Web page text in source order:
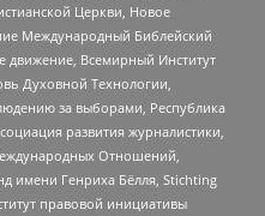
Церкви, Новое
Международный Библейский
движение, Всемирный Институт
Духовной Технологии,
за выборами, Республика
развития журналистики,
Отношений,
Генриха Бёлля, Stichting
правовой инициативы